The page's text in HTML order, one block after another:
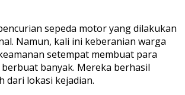
sepeda motor yang dilakukan
Namun, kali ini keberanian warga
setempat membuat para
banyak. Mereka berhasil
dari lokasi kejadian.